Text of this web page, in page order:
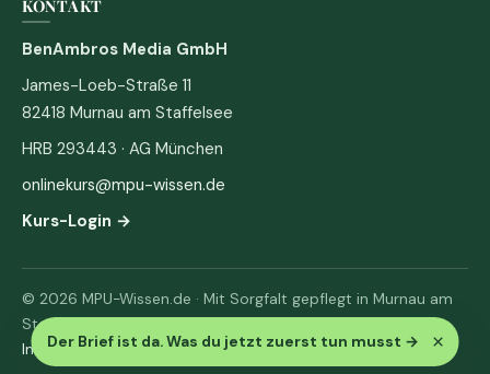
Der Brief ist da. Was du jetzt zuerst tun musst → ×
KONTAKT
BenAmbros Media GmbH
James-Loeb-Straße 11
82418 Murnau am Staffelsee
HRB 293443 · AG München
onlinekurs@mpu-wissen.de
Kurs-Login →
© 2026 MPU-Wissen.de · Mit Sorgfalt gepflegt in Murnau am
Staffelsee
Impressum· Datenschutz & AGB